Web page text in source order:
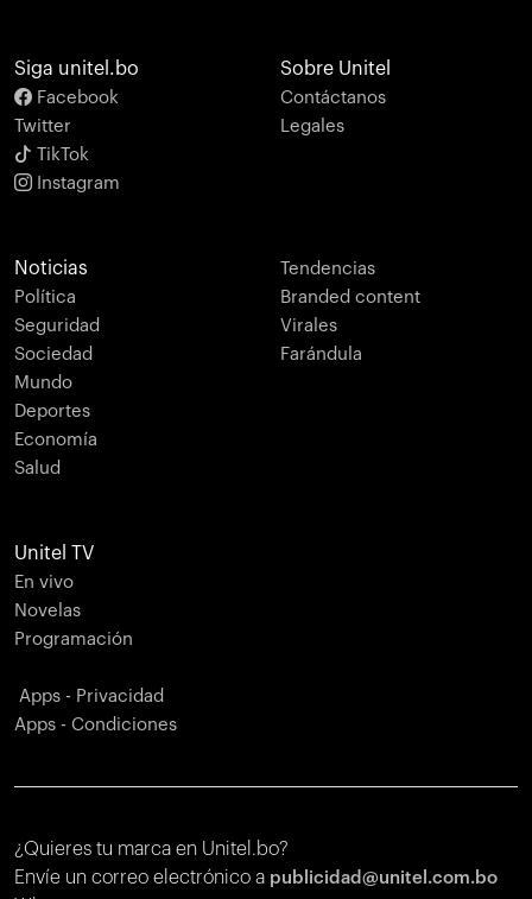
Siga unitel.bo
Facebook
Twitter
TikTok
Instagram
Sobre Unitel
Contáctanos
Legales
Noticias
Política
Seguridad
Sociedad
Mundo
Deportes
Economía
Salud
Tendencias
Branded content
Virales
Farándula
Unitel TV
En vivo
Novelas
Programación
Apps - Privacidad
Apps - Condiciones
¿Quieres tu marca en Unitel.bo?
Envíe un correo electrónico a publicidad@unitel.com.bo